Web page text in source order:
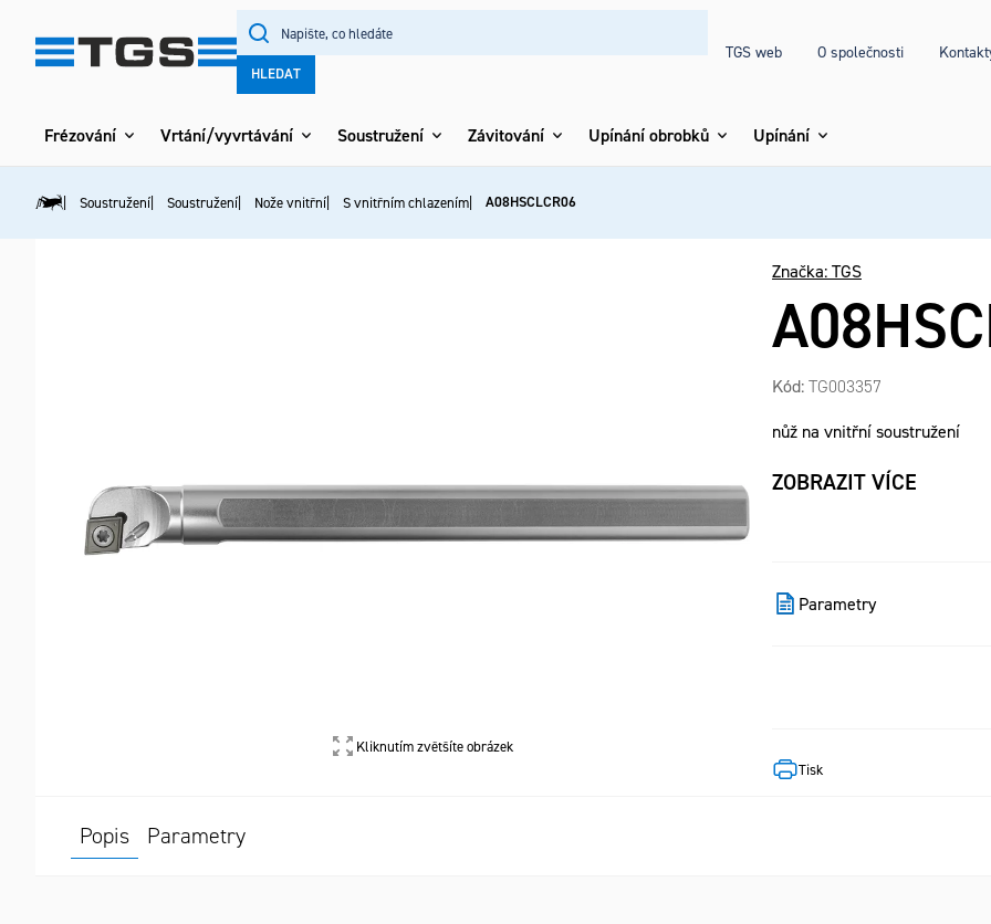
obsah
HLEDAT
TGS web O společnosti
Frézování Vrtání/vyvrtávání Soustružení Závitování Upínání obrobků Upínání
Domů Soustružení Soustružení Nože vnitřní S vnitřním chlazením A08HSCLCR06
Kliknutím zvětšíte obrázek
Značka: TGS
Kód: TG003357
nůž na vnitřní soustružení
ZOBRAZIT VÍCE
Tisk
Parametry
Popis Parametry